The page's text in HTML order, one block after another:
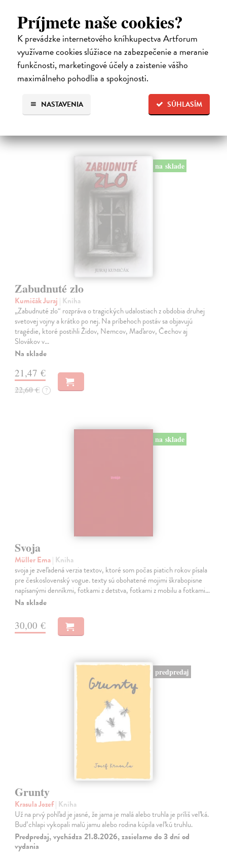
Príjmete naše cookies?
K prevádzke internetového kníhkupectva Artforum
využívame cookies slúžiace na zabezpečenie a meranie
funkčnosti, marketingové účely a zaistenie vášho
maximálneho pohodlia a spokojnosti.
SÚHLASÍM
NASTAVENIA
Kolotočárka
Wernerová Jana| Kniha
Tam, kde sa radosť zo slobodného pohybu a dobrodružstva prelína s
pocitom vyčlenenia. Tam, kde rastie starý gaštan a okolo neho sa krúti
život dievčatka, ktoré od svojej starej mamy dostalo meno Zelinka.…
15,21 €
na sklade
Zabudnuté zlo
Kumičák Juraj | Kniha
„Zabudnuté zlo“ rozpráva o tragických udalostiach z obdobia druhej
svetovej vojny a krátko po nej. Na príbehoch postáv sa objavujú
tragédie, ktoré postihli Židov, Nemcov, Maďarov, Čechov aj
Slovákov v…
Na sklade
21,47 €
22,60 € ?
na sklade
Svoja
Müller Ema| Kniha
svoja je zveľadená verzia textov, ktoré som počas piatich rokov písala
pre československý vogue. texty sú obohatené mojimi škrabopisne
napísanými denníkmi, fotkami z detstva, fotkami z mobilu a fotkami…
Na sklade
30,00 €
predpredaj
Grunty
Krasula Jozef| Kniha
Už na prvý pohľad je jasné, že jama je malá alebo truhla je príliš veľká.
Buď chlapi vykopali malú jamu alebo rodina kúpila veľkú truhlu.
Predpredaj, vychádza 21.8.2026, zasielame do 3 dní od
vydania